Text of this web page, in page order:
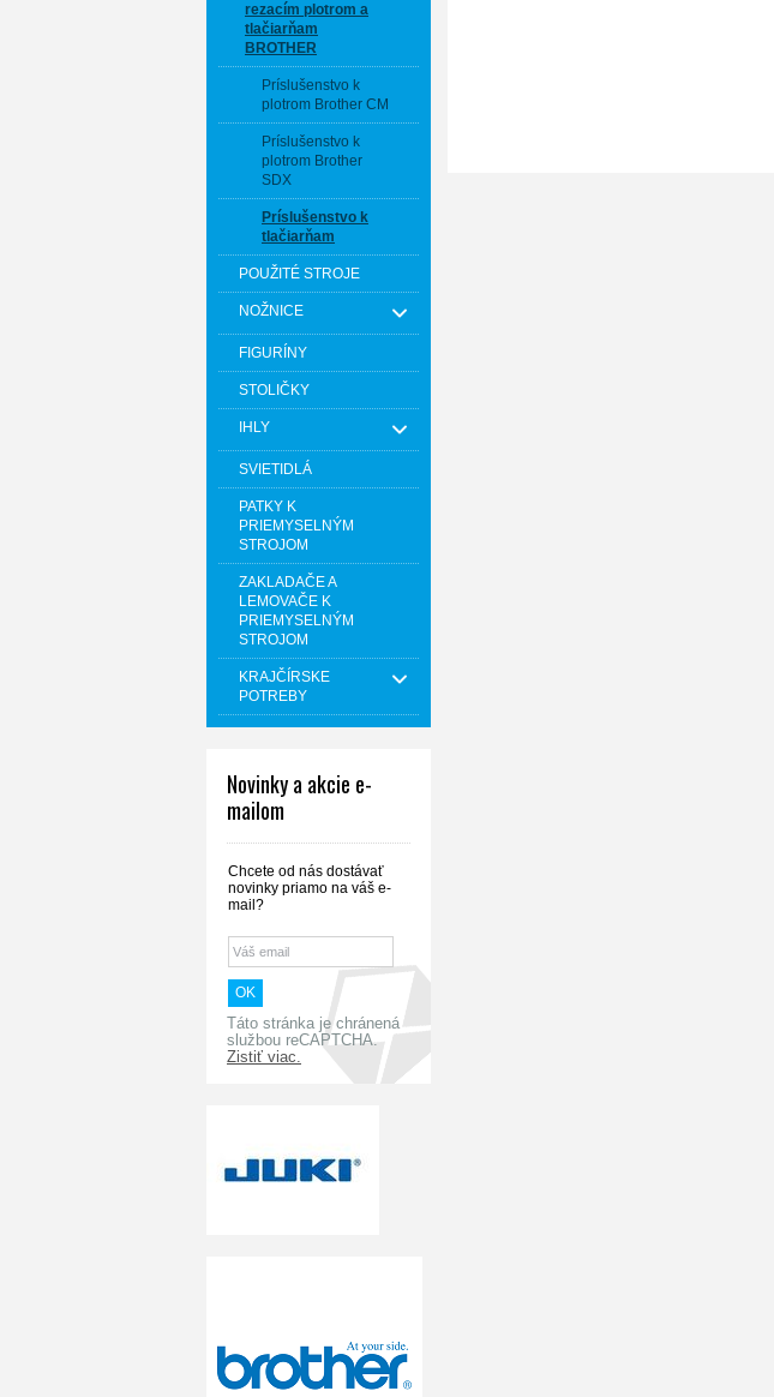
rezacím plotrom a
tlačiarňam
BROTHER
Príslušenstvo k
plotrom Brother CM
Príslušenstvo k
plotrom Brother
SDX
Príslušenstvo k
tlačiarňam
POUŽITÉ STROJE
NOŽNICE
FIGURÍNY
STOLIČKY
IHLY
SVIETIDLÁ
PATKY K
PRIEMYSELNÝM
STROJOM
ZAKLADAČE A
LEMOVAČE K
PRIEMYSELNÝM
STROJOM
KRAJČÍRSKE
POTREBY
Novinky a akcie e-
mailom
Chcete od nás dostávať
novinky priamo na váš e-
mail?
Táto stránka je chránená
službou reCAPTCHA.
Zistiť viac.